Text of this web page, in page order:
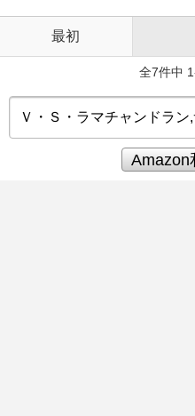
最初
全7件中